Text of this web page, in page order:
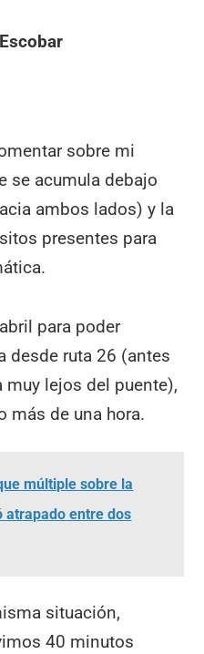
sobre mi
se acumula debajo
ambos lados) y la
presentes para
para poder
desde ruta 26 (antes
muy lejos del puente),
más de una hora.
múltiple sobre la
atrapado entre dos
situación,
40 minutos